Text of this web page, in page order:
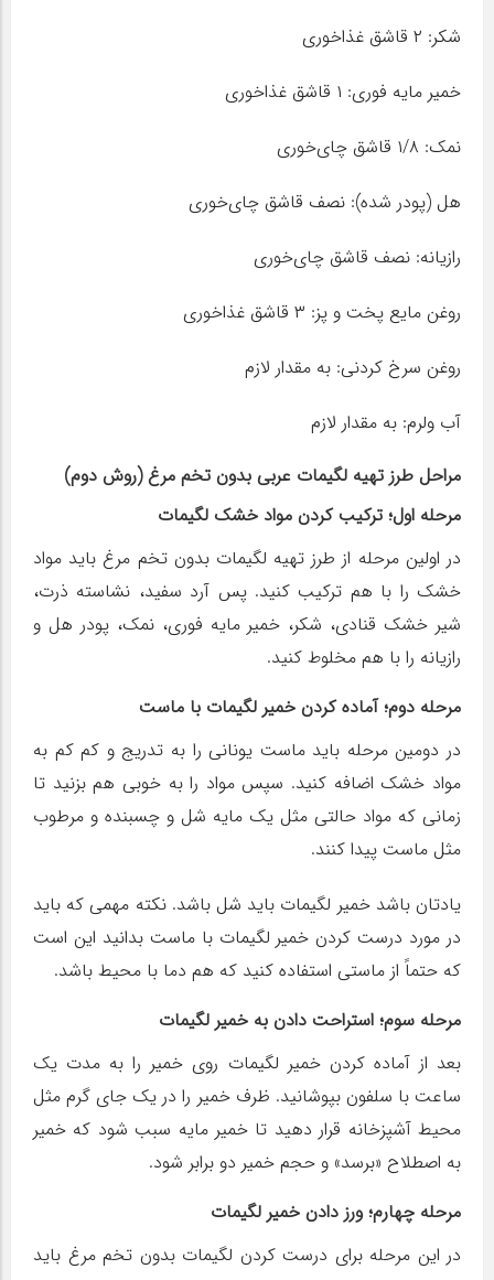
شکر: ۲ قاشق غذاخوری
خمیر مایه فوری: ۱ قاشق غذاخوری
نمک: ۱/۸ قاشق چای‌خوری
هل (پودر شده): نصف قاشق چای‌خوری
رازیانه: نصف قاشق چای‌خوری
روغن مایع پخت و پز: ۳ قاشق غذاخوری
روغن سرخ کردنی: به مقدار لازم
آب ولرم: به مقدار لازم
مراحل طرز تهیه لگیمات عربی بدون تخم مرغ (روش دوم)
مرحله اول؛ ترکیب کردن مواد خشک لگیمات
در اولین مرحله از طرز تهیه لگیمات بدون تخم مرغ باید مواد
خشک را با هم ترکیب کنید. پس آرد سفید، نشاسته ذرت،
شیر خشک قنادی، شکر، خمیر مایه فوری، نمک، پودر هل و
رازیانه را با هم مخلوط کنید.
مرحله دوم؛ آماده کردن خمیر لگیمات با ماست
در دومین مرحله باید ماست یونانی را به تدریج و کم کم به
مواد خشک اضافه کنید. سپس مواد را به خوبی هم بزنید تا
زمانی که مواد حالتی مثل یک مایه شل و چسبنده و مرطوب
مثل ماست پیدا کنند.
یادتان باشد خمیر لگیمات باید شل باشد. نکته مهمی که باید
در مورد درست کردن خمیر لگیمات با ماست بدانید این است
که حتماً از ماستی استفاده کنید که هم دما با محیط باشد.
مرحله سوم؛ استراحت دادن به خمیر لگیمات
بعد از آماده کردن خمیر لگیمات روی خمیر را به مدت یک
ساعت با سلفون بپوشانید. ظرف خمیر را در یک جای گرم مثل
محیط آشپزخانه قرار دهید تا خمیر مایه سبب شود که خمیر
به اصطلاح «برسد» و حجم خمیر دو برابر شود.
مرحله چهارم؛ ورز دادن خمیر لگیمات
در این مرحله برای درست کردن لگیمات بدون تخم مرغ باید